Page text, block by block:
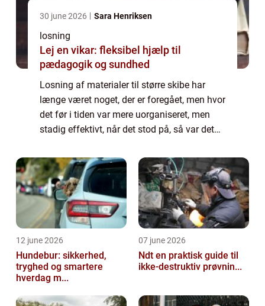
30 june 2026 Sara Henriksen
losning
Lej en vikar: fleksibel hjælp til
pædagogik og sundhed
Losning af materialer til større skibe har
længe været noget, der er foregået, men hvor
det før i tiden var mere uorganiseret, men
stadig effektivt, når det stod på, så var det
12 june 2026
Hundebur: sikkerhed,
tryghed og smartere
hverdag m...
07 june 2026
Ndt en praktisk guide til
ikke-destruktiv prøvnin...